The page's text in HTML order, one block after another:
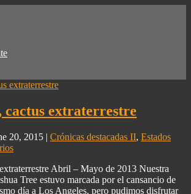
cactus extraterrestre
20, 2015 | Crónicas destacadas II, Estados
Abril – Mayo de 2013 Nuestra
Tree estuvo marcada por el cansancio de
día a Los Angeles, pero pudimos disfrutar